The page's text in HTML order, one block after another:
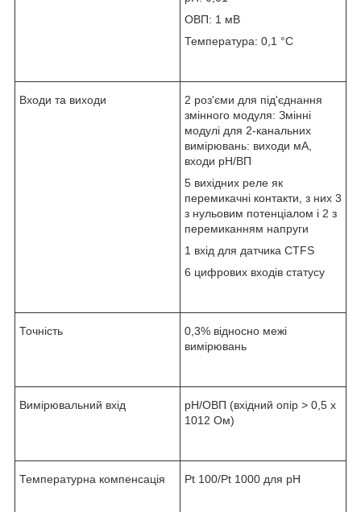
ОВП: 1 мВ
Температура: 0,1 °C
Входи та виходи
2 роз'єми для під'єднання
змінного модуля: Змінні
модулі для 2-канальних
вимірювань: виходи мА,
входи рН/ВП
5 вихідних реле як
перемикачні контакти, з них 3
з нульовим потенціалом і 2 з
перемиканням напруги
1 вхід для датчика CTFS
6 цифрових входів статусу
Точність
0,3% відносно межі
вимірювань
Вимірювальний вхід
pH/ОВП (вхідний опір > 0,5 x
1012 Ом)
Температурна компенсація Pt 100/Pt 1000 для pH